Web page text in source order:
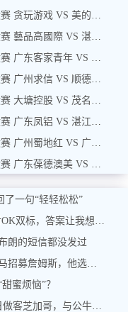
08月04日 佛山西甲足球联赛32强淘汰赛 贪玩游戏 VS 美的薪火 全场录像
08月04日 佛山西甲足球联赛32强淘汰赛 藝品高國際 VS 湛江狂狼·粵辉能源 全场录像
08月03日 佛山西甲足球联赛32强淘汰赛 广东客家青年 VS 广州英华思力U17 全场录像
08月03日 佛山西甲足球联赛32强淘汰赛 广州求信 VS 顺德新青年 全场录像
08月03日 佛山西甲足球联赛32强淘汰赛 大塘控股 VS 茂名市点都得 全场录像
08月03日 佛山西甲足球联赛32强淘汰赛 广东凤铝 VS 湛江八部科技 全场录像
08月03日 佛山西甲足球联赛32强淘汰赛 广州蜀地红 VS 广州戴拿模 全场录像
08月02日 佛山西甲足球联赛32强淘汰赛 广东葆德澳美 VS 白坭兴龙 全场录像
一句“轻轻松松”
布莱恩·肖爆内幕：当年问禅师为何对OK双标，答案让我想起训狗那套
朗的短信都没发过
宾州州长自曝：上周晚宴上我亲自出马招募詹姆斯，他选了费城，我挺高兴
蜜烦恼”？
太阳季前赛赛程再添新对手：10月8日做客芝加哥，与公牛过招